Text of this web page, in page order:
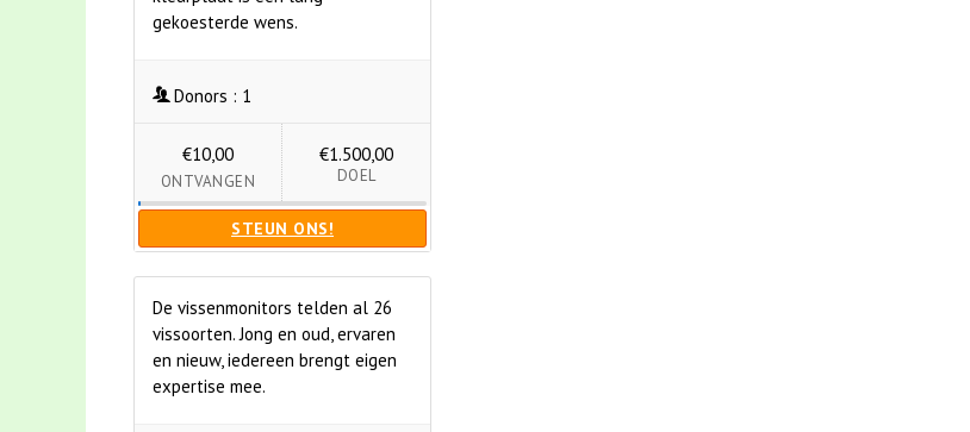
gekoesterde wens.
Donors : 1
€10,00
ONTVANGEN
€1.500,00
DOEL
STEUN ONS!
De vissenmonitors telden al 26
vissoorten. Jong en oud, ervaren
en nieuw, iedereen brengt eigen
expertise mee.